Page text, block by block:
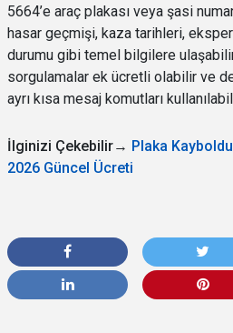
5664’e araç plakası veya şasi
hasar geçmişi, kaza tarihleri, eksper
durumu gibi temel bilgilere
sorgulamalar ek ücretli olabilir ve
ayrı kısa mesaj komutları
İlginizi Çekebilir→ Plaka
2026 Güncel Ücreti